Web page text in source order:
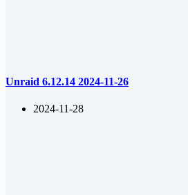
Unraid 6.12.14 2024-11-26
2024-11-28